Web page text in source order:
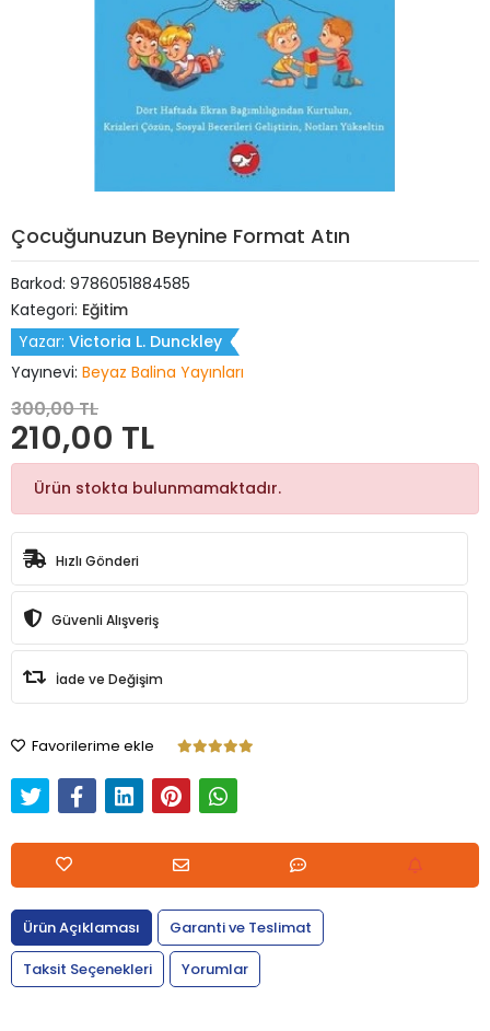
Çocuğunuzun Beynine Format Atın
Barkod: 9786051884585
Kategori: Eğitim
Yazar: Victoria L. Dunckley
Yayınevi: Beyaz Balina Yayınları
300,00 TL
210,00 TL
Ürün stokta bulunmamaktadır.
Hızlı Gönderi
Güvenli Alışveriş
İade ve Değişim
Favorilerime ekle
Ürün Açıklaması
Garanti ve Teslimat
Taksit Seçenekleri
Yorumlar